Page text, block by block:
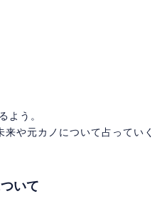
よう。
や元カノについて占っていく
いて